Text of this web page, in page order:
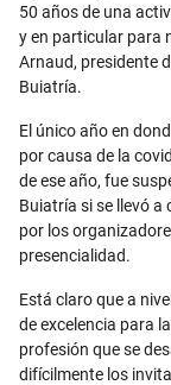
50 años de una
y en particular para
Arnaud, presidente
Buiatría.
El único año en
por causa de la
de ese año, fue
Buiatría si se llevó
por los
presencialidad.
Está claro que a
de excelencia para
profesión que se
difícilmente los